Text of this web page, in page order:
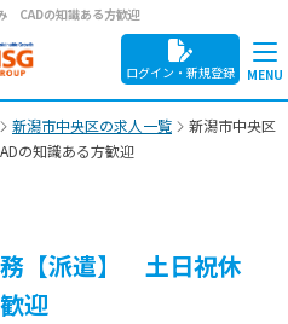
CADの知識ある方歓迎
ログイン・新規登録
新潟市中央区の求人一覧
新潟市中央区
の知識ある方歓迎
【派遣】 土日祝休
迎